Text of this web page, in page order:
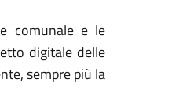
comunale e le
digitale delle
sempre più la